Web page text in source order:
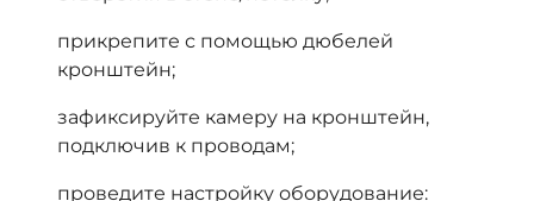
прикрепите с помощью дюбелей
кронштейн;
зафиксируйте камеру на кронштейн,
подключив к проводам;
проведите настройку оборудование: